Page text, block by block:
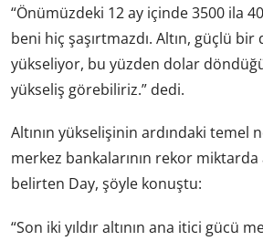
“Önümüzdeki 12 ay içinde 3500 ila
beni hiç şaşırtmazdı. Altın, güçlü bir
yükseliyor, bu yüzden dolar
yükseliş görebiliriz.” dedi.
Altının yükselişinin ardındaki temel
merkez bankalarının rekor miktarda
belirten Day, şöyle konuştu:
“Son iki yıldır altının ana itici gücü